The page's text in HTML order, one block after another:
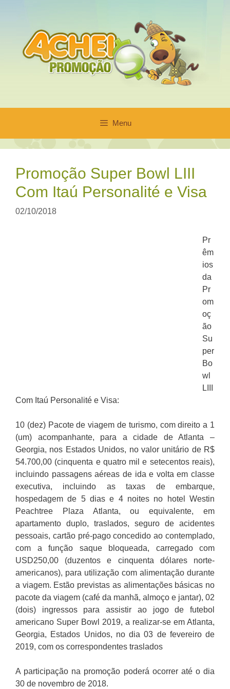
conteúdo
Menu
Promoção Super Bowl LIII
Com Itaú Personalité e Visa
02/10/2018
Pr
êm
ios
da
Pr
om
oç
ão
Su
per
Bo
wl
LIII
Com Itaú Personalité e Visa:
10 (dez) Pacote de viagem de turismo, com direito a 1
(um) acompanhante, para a cidade de Atlanta –
Georgia, nos Estados Unidos, no valor unitário de R$
54.700,00 (cinquenta e quatro mil e setecentos reais),
incluindo passagens aéreas de ida e volta em classe
executiva, incluindo as taxas de embarque,
hospedagem de 5 dias e 4 noites no hotel Westin
Peachtree Plaza Atlanta, ou equivalente, em
apartamento duplo, traslados, seguro de acidentes
pessoais, cartão pré-pago concedido ao contemplado,
com a função saque bloqueada, carregado com
USD250,00 (duzentos e cinquenta dólares norte-
americanos), para utilização com alimentação durante
a viagem. Estão previstas as alimentações básicas no
pacote da viagem (café da manhã, almoço e jantar), 02
(dois) ingressos para assistir ao jogo de futebol
americano Super Bowl 2019, a realizar-se em Atlanta,
Georgia, Estados Unidos, no dia 03 de fevereiro de
2019, com os correspondentes traslados
A participação na promoção poderá ocorrer até o dia
30 de novembro de 2018.